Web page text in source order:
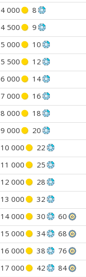
4 000
8
4 500
9
5 000
10
5 500
12
6 000
14
7 000
16
8 000
18
9 000
20
10 000
22
11 000
25
12 000
28
13 000
32
14 000 30
60
15 000 34
68
16 000 38
76
17 000 42
84